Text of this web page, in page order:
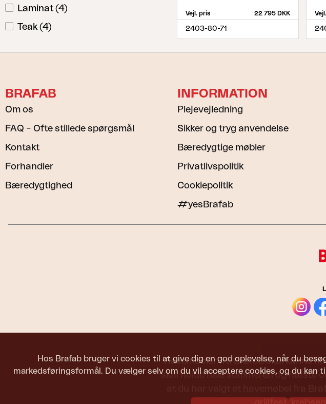
Hos Brafab bruger vi cookies til at give dig en god oplevelse, når du
markedsføringsformål. Du vælger selv om du vil acceptere cookies, og du
Vedligeholdelsesprodukter
Sæt
Laminat (4)
Teak (4)
Vejl. pris 22 795 DKK
2403-80-71
BRAFAB
Om os
FAQ – Ofte stillede spørgsmål
Kontakt
Forhandler
Bæredygtighed
INFORMATION
Plejevejledning
Sikker og tryg anvendelse
Bæredygtige møbler
Privatlivspolitik
Cookiepolitik
#yesBrafab
Havemøbler fra Brafab skal kunne
skal holde hele sommeren og næste
at du har valgt et havemøbel fra